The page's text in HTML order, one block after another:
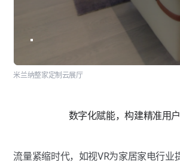
米兰纳整家定制云展厅
数字化赋能，构建精准用
流量紧缩时代，如视VR为家居家电行业